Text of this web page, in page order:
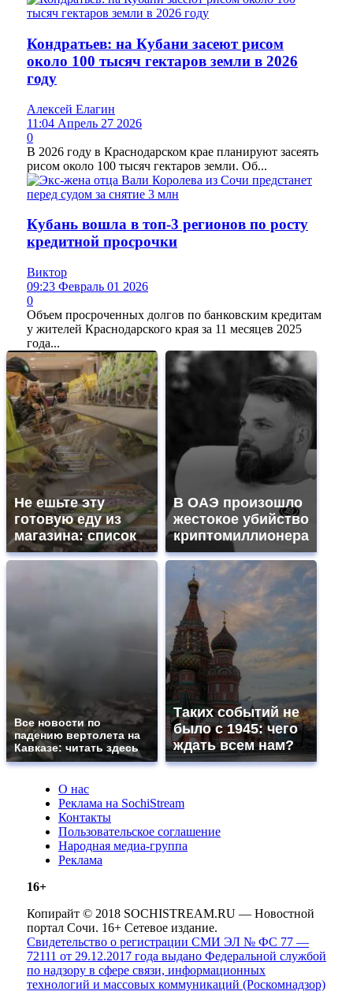
Кондратьев: на Кубани засеют рисом
около 100 тысяч гектаров земли в 2026
году
Алексей Елагин
11:04 Апрель 27 2026
0
В 2026 году в Краснодарском крае планируют засеять
рисом около 100 тысяч гектаров земли. Об...
Кубань вошла в топ-3 регионов по росту
кредитной просрочки
Виктор
09:23 Февраль 01 2026
0
Объем просроченных долгов по банковским кредитам
у жителей Краснодарского края за 11 месяцев 2025
года...
Не ешьте эту
готовую еду из
магазина: список
В ОАЭ произошло
жестокое убийство
криптомиллионера
Все новости по
падению вертолета на
Кавказе: читать здесь
Таких событий не
было с 1945: чего
ждать всем нам?
О нас
Реклама на SochiStream
Контакты
Пользовательское соглашение
Народная медиа-группа
Реклама
16+
Копирайт © 2018 SOCHISTREAM.RU — Новостной
портал Сочи. 16+ Сетевое издание.
Свидетельство о регистрации СМИ ЭЛ № ФС 77 —
72111 от 29.12.2017 года выдано Федеральной службой
по надзору в сфере связи, информационных
технологий и массовых коммуникаций (Роскомнадзор)